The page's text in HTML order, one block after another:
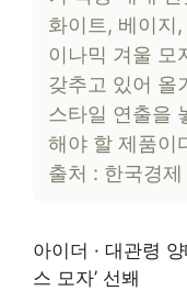
화이트, 베이지
이나믹 겨울 모
갖추고 있어 올
스타일 연출을
해야 할 제품이
출처 : 한국경제
아이더 · 대관령
스 모자’ 선봬